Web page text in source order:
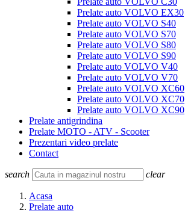
Prelate auto VOLVO EX30
Prelate auto VOLVO S40
Prelate auto VOLVO S70
Prelate auto VOLVO S80
Prelate auto VOLVO S90
Prelate auto VOLVO V40
Prelate auto VOLVO V70
Prelate auto VOLVO XC60
Prelate auto VOLVO XC70
Prelate auto VOLVO XC90
Prelate antigrindina
Prelate MOTO - ATV - Scooter
Prezentari video prelate
Contact
search clear
Acasa
Prelate auto